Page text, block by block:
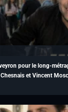
pour le long-
et Vincent